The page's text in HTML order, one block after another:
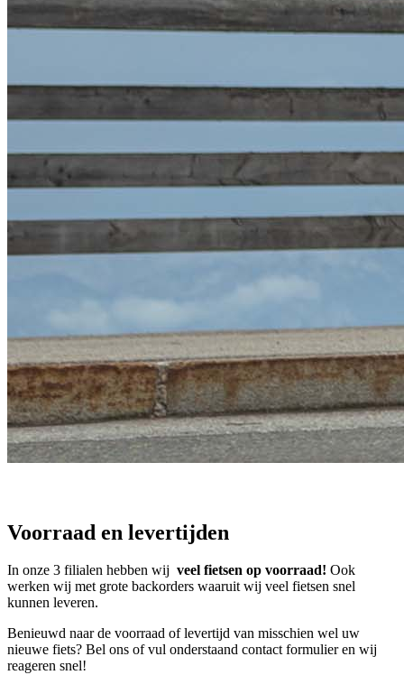
Voorraad en levertijden
In onze 3 filialen hebben wij veel fietsen op voorraad! Ook
werken wij met grote backorders waaruit wij veel fietsen snel
kunnen leveren.
Benieuwd naar de voorraad of levertijd van misschien wel uw
nieuwe fiets? Bel ons of vul onderstaand contact formulier en wij
reageren snel!